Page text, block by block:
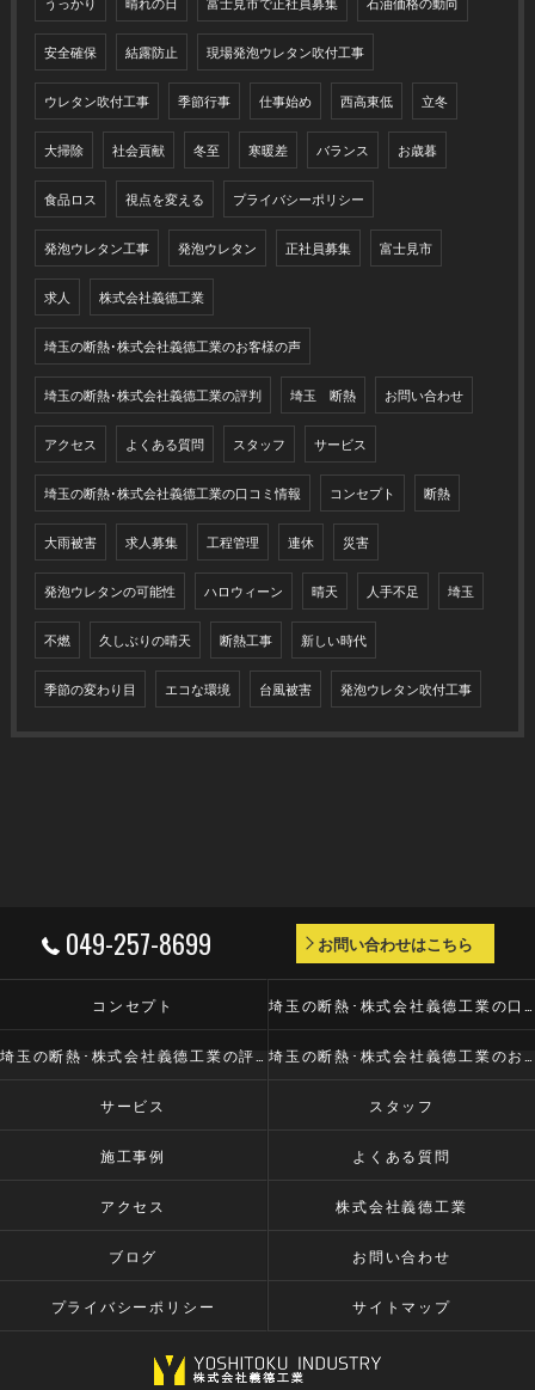
安全確保 結露防止 現場発泡ウレタン吹付工事
ウレタン吹付工事 季節行事 仕事始め 西高東低 立冬
大掃除 社会貢献 冬至 寒暖差 バランス お歳暮
食品ロス 視点を変える プライバシーポリシー
発泡ウレタン工事 発泡ウレタン 正社員募集 富士見市
求人 株式会社義德工業
埼玉の断熱･株式会社義德工業のお客様の声
埼玉の断熱･株式会社義德工業の評判 埼玉 断熱 お問い合わせ
アクセス よくある質問 スタッフ サービス
埼玉の断熱･株式会社義德工業の口コミ情報 コンセプト 断熱
大雨被害 求人募集 工程管理 連休 災害
発泡ウレタンの可能性 ハロウィーン 晴天 人手不足 埼玉
不燃 久しぶりの晴天 断熱工事 新しい時代
季節の変わり目 エコな環境 台風被害 発泡ウレタン吹付工事
049-257-8699 お問い合わせはこちら
コンセプト
サービス スタッフ
施工事例 よくある質問
アクセス 株式会社義德工業
ブログ お問い合わせ
プライバシーポリシー サイトマップ